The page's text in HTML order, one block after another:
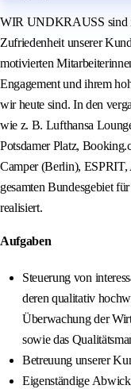
WIR UNDKRAUSS sind
Zufriedenheit unserer
motivierten
Engagement und ihrem
wir heute sind. In den
wie z. B. Lufthansa
Potsdamer Platz,
Camper (Berlin),
gesamten Bundesgebiet
realisiert.
Aufgaben
Steuerung von
deren qualitativ
Überwachung der
sowie das
Betreuung unserer
Eigenständige